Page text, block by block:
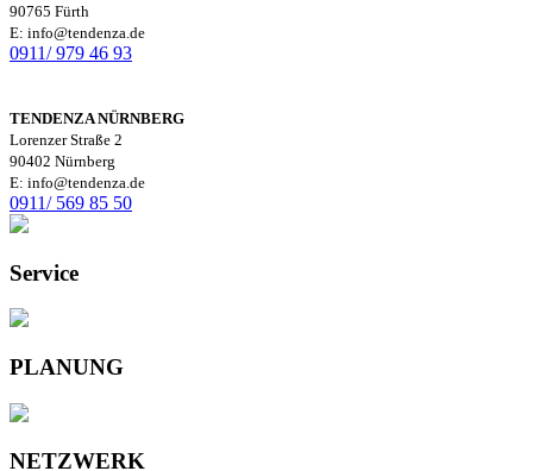
90765 Fürth
E: info@tendenza.de
0911/ 979 46 93
TENDENZA NÜRNBERG
Lorenzer Straße 2
90402 Nürnberg
E: info@tendenza.de
0911/ 569 85 50
Service
PLANUNG
NETZWERK